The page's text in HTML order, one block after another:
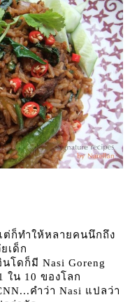
ก็ทำให้หลายคนนึกถึง
เด็ก
โดก็มี Nasi Goreng
ใน 10 ของโลก
คำว่า Nasi แปลว่า